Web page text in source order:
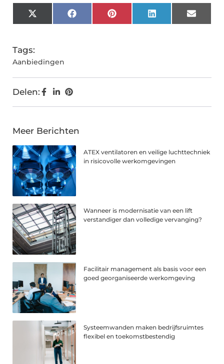
X
(Twitter)
FacebookPinterestLinkedInEmail
Tags:
Aanbiedingen
Delen:
Meer Berichten
ATEX ventilatoren en veilige luchttechniek
in risicovolle werkomgevingen
Wanneer is modernisatie van een lift
verstandiger dan volledige vervanging?
Facilitair management als basis voor een
goed georganiseerde werkomgeving
Systeemwanden maken bedrijfsruimtes
flexibel en toekomstbestendig